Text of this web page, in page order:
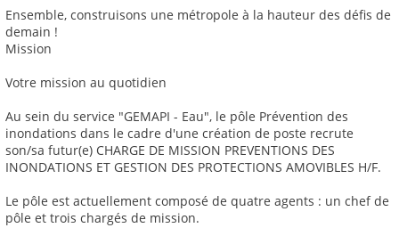
Ensemble, construisons une métropole à la hauteur des défis de
demain !
Mission
Votre mission au quotidien
Au sein du service "GEMAPI - Eau", le pôle Prévention des
inondations dans le cadre d'une création de poste recrute
son/sa futur(e) CHARGE DE MISSION PREVENTIONS DES
INONDATIONS ET GESTION DES PROTECTIONS AMOVIBLES H/F.
Le pôle est actuellement composé de quatre agents : un chef de
pôle et trois chargés de mission.